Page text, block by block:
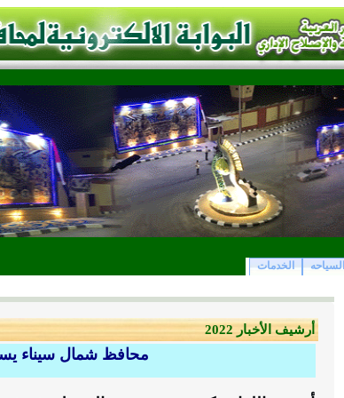
السياحه الخدمات
أرشيف الأخبار 2022
محافظ شمال سيناء